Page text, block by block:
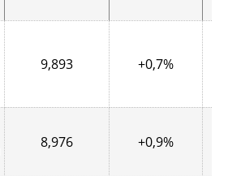
9,893 +0,7%
8,976 +0,9%